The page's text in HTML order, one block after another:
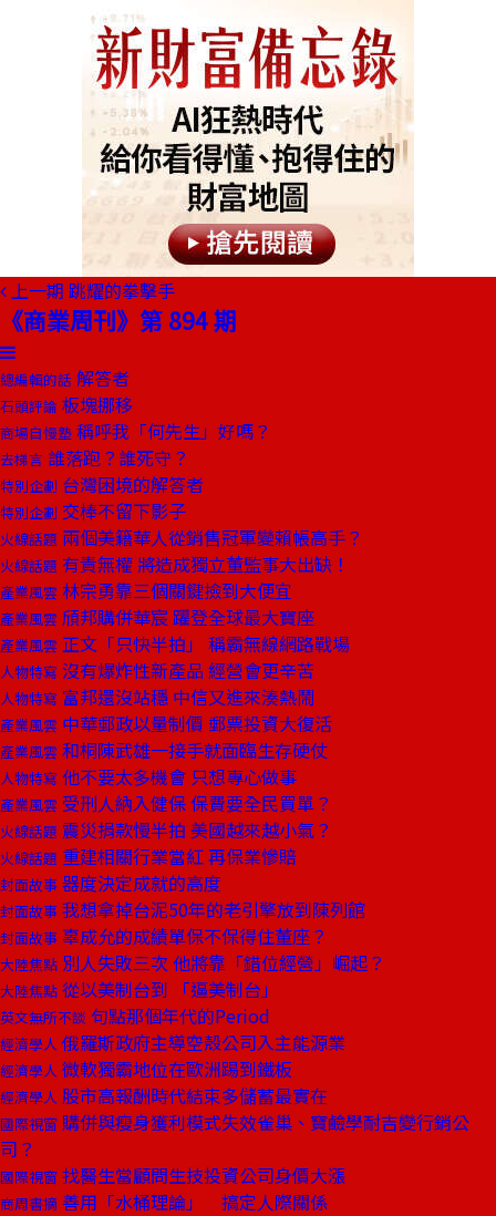
上一期 跳耀的拳擊手
《商業周刊》第 894 期
總編輯的話 解答者
石頭評論 板塊挪移
商場自慢塾 稱呼我「何先生」好嗎？
去梯言 誰落跑？誰死守？
特別企劃 台灣困境的解答者
特別企劃 交棒不留下影子
火線話題 兩個美籍華人從銷售冠軍變賴帳高手？
火線話題 有責無權 將造成獨立董監事大出缺！
產業風雲 林宗勇靠三個關鍵撿到大便宜
產業風雲 頎邦購併華宸 躍登全球最大寶座
產業風雲 正文「只快半拍」 稱霸無線網路戰場
人物特寫 沒有爆炸性新產品 經營會更辛苦
人物特寫 富邦還沒站穩 中信又進來湊熱鬧
產業風雲 中華郵政以量制價 郵票投資大復活
產業風雲 和桐陳武雄一接手就面臨生存硬仗
人物特寫 他不要太多機會 只想專心做事
產業風雲 受刑人納入健保 保費要全民買單？
火線話題 震災捐款慢半拍 美國越來越小氣？
火線話題 重建相關行業當紅 再保業慘賠
封面故事 器度決定成就的高度
封面故事 我想拿掉台泥50年的老引擎放到陳列館
封面故事 辜成允的成績單保不保得住董座？
大陸焦點 別人失敗三次 他將靠「錯位經營」崛起？
大陸焦點 從以美制台到 「逼美制台」
英文無所不談 句點那個年代的Period
經濟學人 俄羅斯政府主導空殼公司入主能源業
經濟學人 微軟獨霸地位在歐洲踢到鐵板
經濟學人 股市高報酬時代結束多儲蓄最實在
國際視窗 購併與瘦身獲利模式失效雀巢、寶鹼學耐吉變行銷公
司？
國際視窗 找醫生當顧問生技投資公司身價大漲
商周書摘 善用「水桶理論」 搞定人際關係